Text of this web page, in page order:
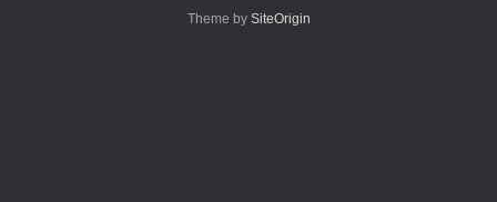
Theme by SiteOrigin